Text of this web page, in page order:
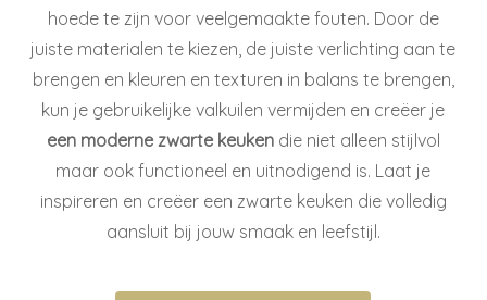
hoede te zijn voor veelgemaakte fouten. Door de
juiste materialen te kiezen, de juiste verlichting aan te
brengen en kleuren en texturen in balans te brengen,
kun je gebruikelijke valkuilen vermijden en creëer je
een moderne zwarte keukendie niet alleen stijlvol
maar ook functioneel en uitnodigend is. Laat je
inspireren en creëer een zwarte keuken die volledig
aansluit bij jouw smaak en leefstijl.